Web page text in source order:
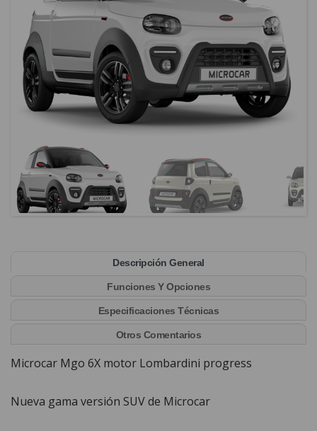
Descripción General
Funciones Y Opciones
Especificaciones Técnicas
Otros Comentarios
Microcar Mgo 6X motor Lombardini progress
Nueva gama versión SUV de Microcar